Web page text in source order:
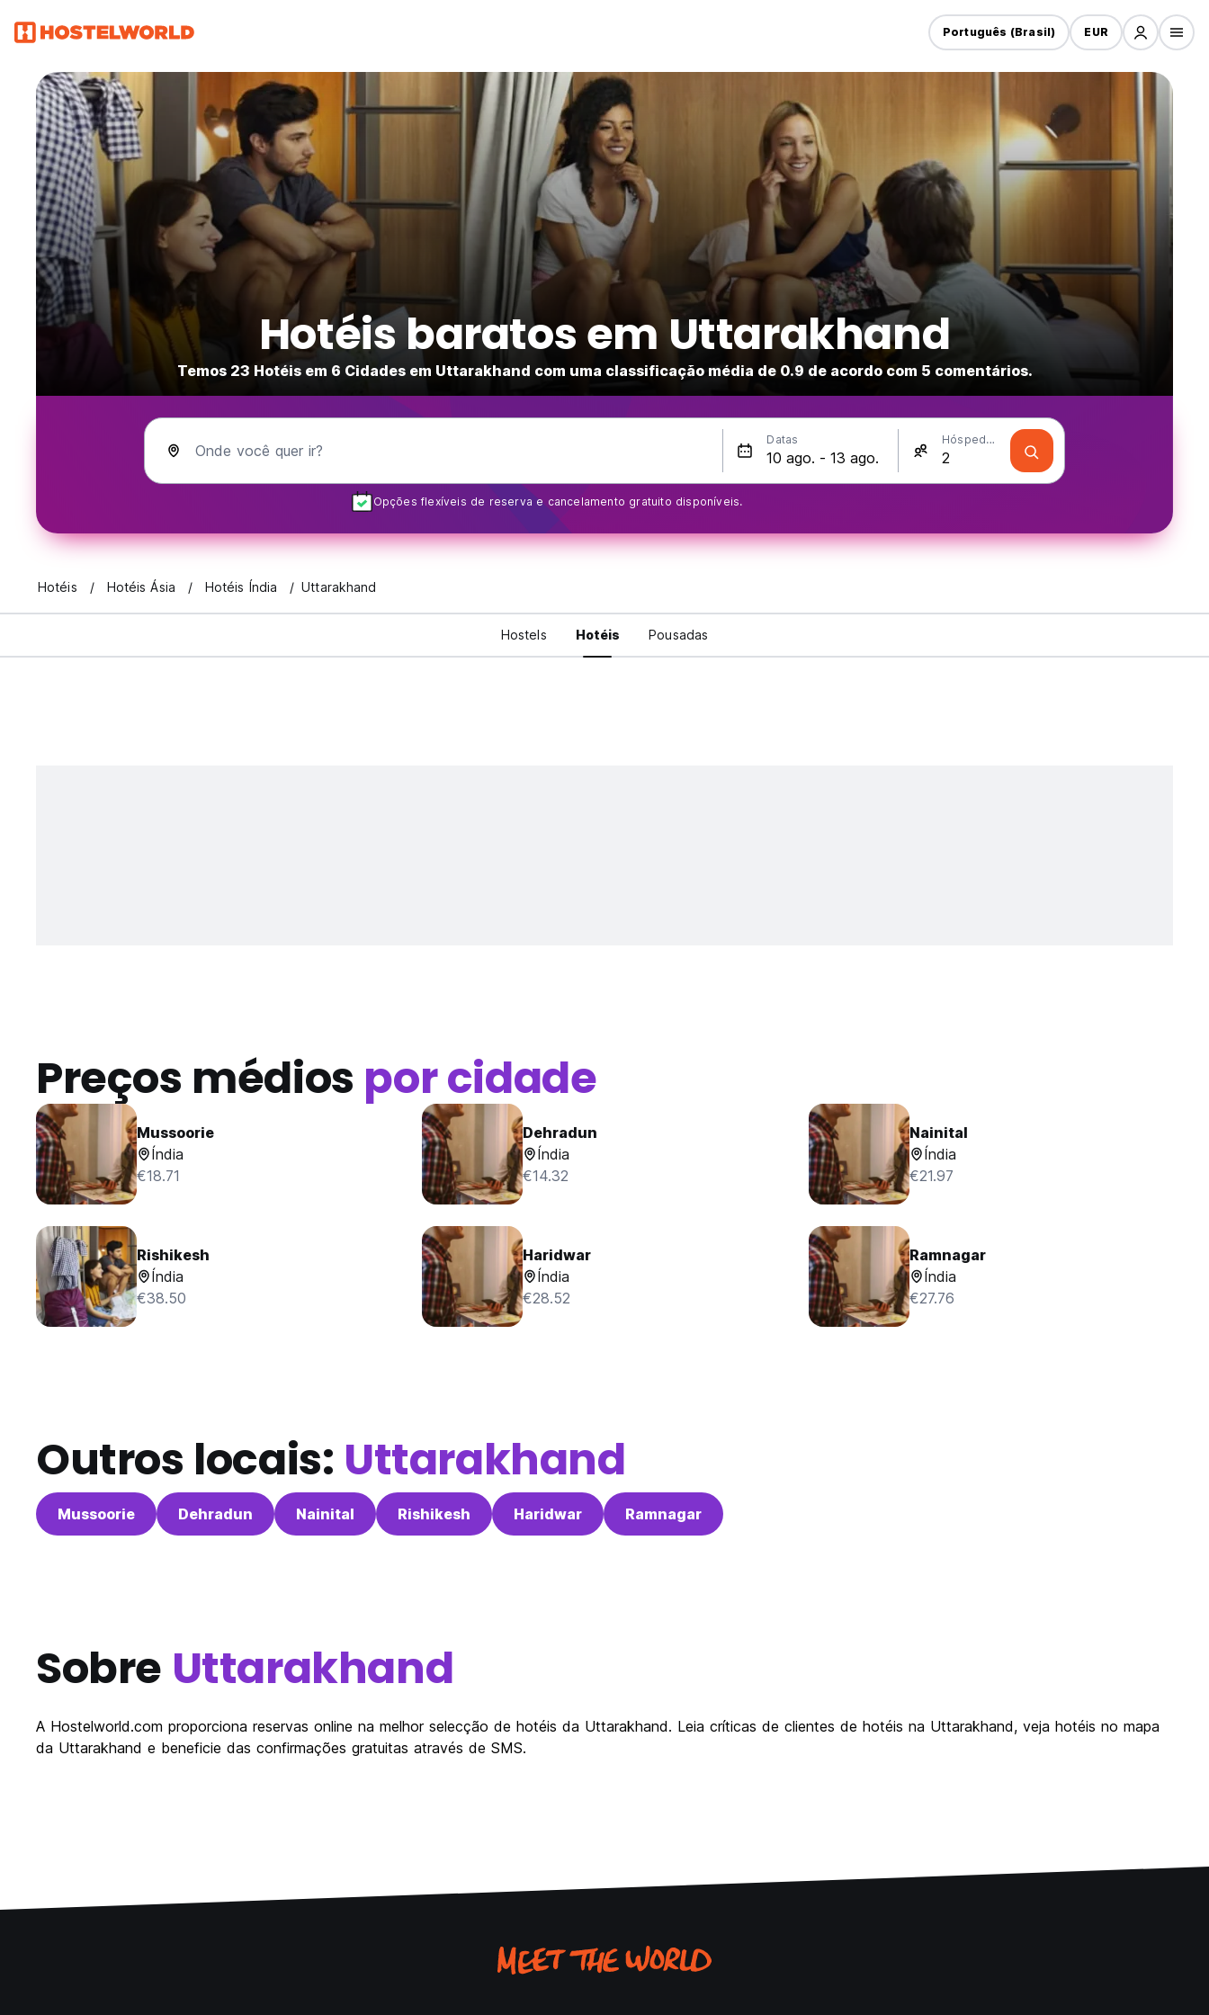
Português (Brasil) EUR
Hotéis baratos em Uttarakhand
Temos 23 Hotéis em 6 Cidades em Uttarakhand com uma classificação média de 0.9 de acordo com 5 comentários.
Onde você quer ir?
Datas Hóspedes
Opções flexíveis de reserva e cancelamento gratuito disponíveis.
Hotéis Hotéis Ásia Hotéis Índia Uttarakhand
Hostels Hotéis Pousadas
Preços médios por cidade
Mussoorie
Índia
€18.71
Dehradun
Índia
€14.32
Nainital
Índia
€21.97
Rishikesh
Índia
€38.50
Haridwar
Índia
€28.52
Ramnagar
Índia
€27.76
Outros locais: Uttarakhand
Mussoorie Dehradun Nainital Rishikesh Haridwar Ramnagar
Sobre Uttarakhand
A Hostelworld.com proporciona reservas online na melhor selecção de hotéis da Uttarakhand. Leia críticas de clientes de hotéis na Uttarakhand, veja hotéis no mapa
da Uttarakhand e beneficie das confirmações gratuitas através de SMS.